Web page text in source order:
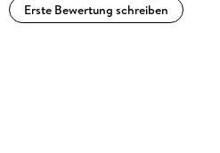
Erste Bewertung schreiben